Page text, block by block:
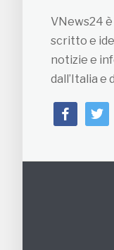
VNews24
scritto e
notizie e
dall’Italia e
facebook